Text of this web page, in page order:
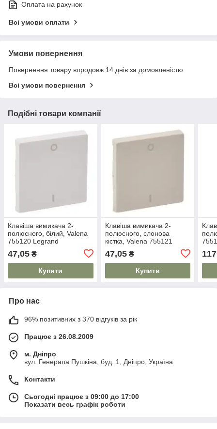
Оплата на рахунок
Всі умови оплати
Умови повернення
Повернення товару впродовж 14 днів за домовленістю
Всі умови повернення
Подібні товари компанії
Клавіша вимикача 2-
полюсного, білий, Valena
755120 Legrand
47,05 ₴
Купити
Клавіша вимикача 2-
полюсного, слонова
кістка, Valena 755121
47,05₴
Купити
Про нас
96% позитивних з 370 відгуків за рік
Працює з 26.08.2009
м. Дніпро
вул. Генерала Пушкіна, буд. 1, Дніпро, Україна
Контакти
Сьогодні працює з 09:00 до 17:00
Показати весь графік роботи